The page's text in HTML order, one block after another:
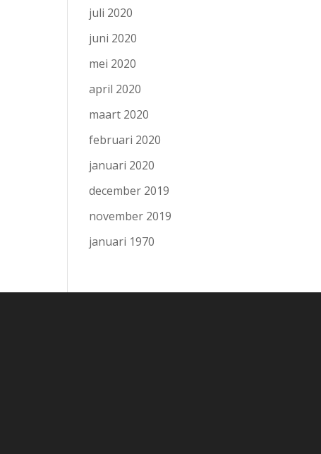
juli 2020
juni 2020
mei 2020
april 2020
maart 2020
februari 2020
januari 2020
december 2019
november 2019
januari 1970